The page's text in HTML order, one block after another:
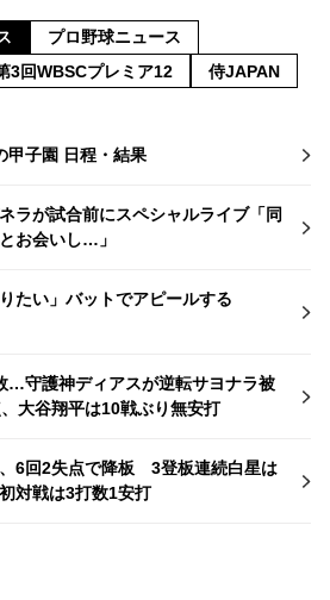
プロ野球ニュース
3回WBSCプレミア12
侍JAPAN
甲子園 日程・結果
ラが試合前にスペシャルライブ「同
お会いし…」
たい」バットでアピールする
…守護神ディアスが逆転サヨナラ被
大谷翔平は10戦ぶり無安打
、6回2失点で降板 3登板連続白星は
対戦は3打数1安打